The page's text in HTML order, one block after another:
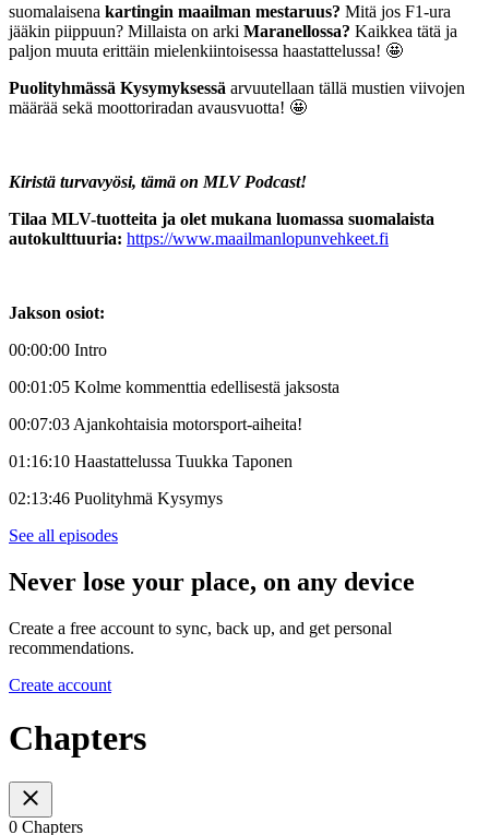
suomalaisena kartingin maailman mestaruus? Mitä jos F1-ura
jääkin piippuun? Millaista on arki Maranellossa? Kaikkea tätä ja
paljon muuta erittäin mielenkiintoisessa haastattelussa! 🤩
Puolityhmässä Kysymyksessä arvuutellaan tällä mustien viivojen
määrää sekä moottoriradan avausvuotta! 🤩
Kiristä turvavyösi, tämä on MLV Podcast!
Tilaa MLV-tuotteita ja olet mukana luomassa suomalaista
autokulttuuria: https://www.maailmanlopunvehkeet.fi
Jakson osiot:
00:00:00 Intro
00:01:05 Kolme kommenttia edellisestä jaksosta
00:07:03 Ajankohtaisia motorsport-aiheita!
01:16:10 Haastattelussa Tuukka Taponen
02:13:46 Puolityhmä Kysymys
See all episodes
Never lose your place, on any device
Create a free account to sync, back up, and get personal
recommendations.
Create account
Chapters
0 Chapters